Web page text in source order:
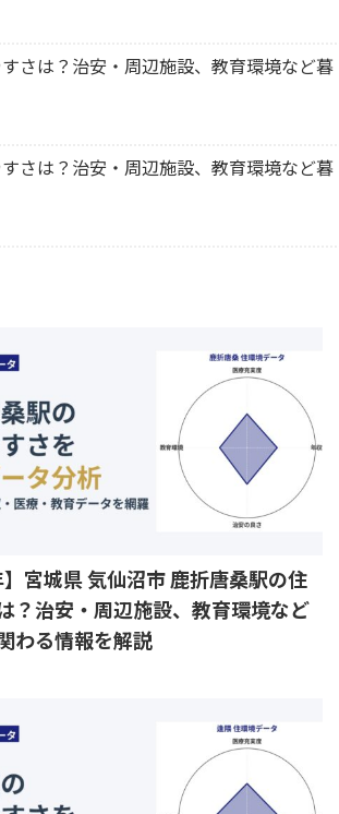
さは？治安・周辺施設、教育環境など暮
さは？治安・周辺施設、教育環境など暮
】宮城県 気仙沼市 鹿折唐桑駅の住
？治安・周辺施設、教育環境など
わる情報を解説